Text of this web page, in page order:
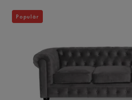
Populär